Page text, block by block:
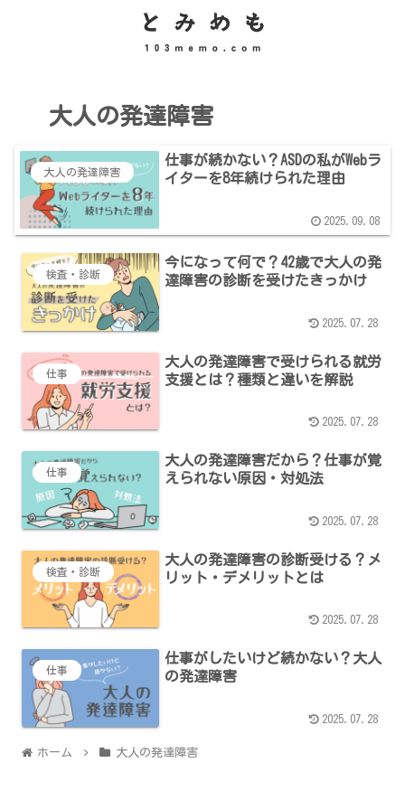
大人の発達障害
大人の発達障害
仕事が続かない？ASDの私がWebラ
イターを8年続けられた理由
2025.09.08
検査・診断
今になって何で？42歳で大人の発
達障害の診断を受けたきっかけ
2025.07.28
仕事
大人の発達障害で受けられる就労
支援とは？種類と違いを解説
2025.07.28
仕事
大人の発達障害だから？仕事が覚
えられない原因・対処法
2025.07.28
検査・診断
大人の発達障害の診断受ける？メ
リット・デメリットとは
2025.07.28
仕事
仕事がしたいけど続かない？大人
の発達障害
2025.07.28
ホーム 大人の発達障害